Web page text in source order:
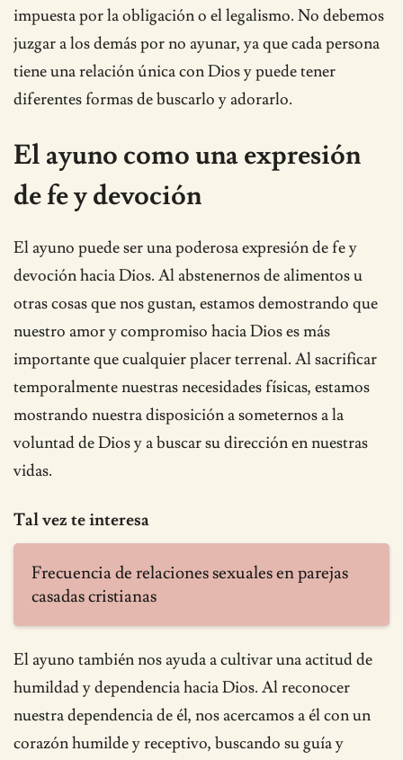
impuesta por la obligación o el legalismo. No debemos
juzgar a los demás por no ayunar, ya que cada persona
tiene una relación única con Dios y puede tener
diferentes formas de buscarlo y adorarlo.
El ayuno como una expresión
de fe y devoción
El ayuno puede ser una poderosa expresión de fe y
devoción hacia Dios. Al abstenernos de alimentos u
otras cosas que nos gustan, estamos demostrando que
nuestro amor y compromiso hacia Dios es más
importante que cualquier placer terrenal. Al sacrificar
temporalmente nuestras necesidades físicas, estamos
mostrando nuestra disposición a someternos a la
voluntad de Dios y a buscar su dirección en nuestras
vidas.
Tal vez te interesa
Frecuencia de relaciones sexuales en parejas
casadas cristianas
El ayuno también nos ayuda a cultivar una actitud de
humildad y dependencia hacia Dios. Al reconocer
nuestra dependencia de él, nos acercamos a él con un
corazón humilde y receptivo, buscando su guía y